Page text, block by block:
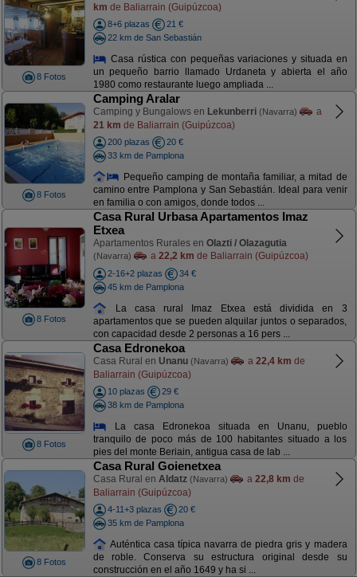
8 Fotos
km de Baliarrain (Guipúzcoa)
8+6 plazas
21 €
22 km de San Sebastián
Casa rústica con pequeñas variaciones y situada en
un pequeño barrio llamado Urdaneta y abierta el año
1980 como restaurante luego ampliada ...
8 Fotos
Camping Aralar
Camping y Bungalows en Lekunberri (Navarra)
a
21 km de Baliarrain (Guipúzcoa)
200 plazas
20 €
33 km de Pamplona
Pequeño camping de montaña familiar, a mitad de
camino entre Pamplona y San Sebastián. Ideal para venir
en familia o con amigos, donde todos ...
8 Fotos
Casa Rural Urbasa Apartamentos Imaz
Etxea
Apartamentos Rurales en Olazti / Olazagutia
(Navarra) a 22,2 km de Baliarrain (Guipúzcoa)
2-16+2 plazas
34 €
45 km de Pamplona
La casa rural Imaz Etxea está dividida en 3
apartamentos que se pueden alquilar juntos o separados,
con capacidad desde 2 personas a 16 pers ...
8 Fotos
Casa Edronekoa
Casa Rural en Unanu (Navarra) a 22,4 km de
Baliarrain (Guipúzcoa)
10 plazas
29 €
38 km de Pamplona
La casa Edronekoa situada en Unanu, pueblo
tranquilo de poco más de 100 habitantes situado a los
pies del monte Beriain, antigua casa de lab ...
8 Fotos
Casa Rural Goienetxea
Casa Rural en Aldatz (Navarra) a 22,8 km de
Baliarrain (Guipúzcoa)
4-11+3 plazas
20 €
35 km de Pamplona
Auténtica casa típica navarra de piedra gris y madera
de roble. Conserva su estructura original desde su
construcción en el año 1649 y ha si ...